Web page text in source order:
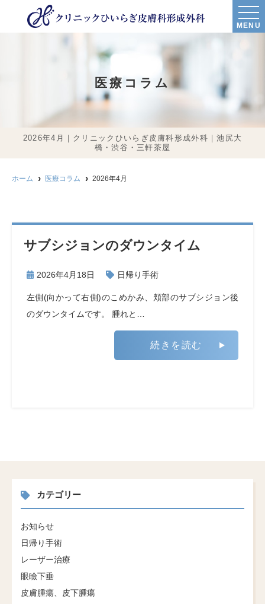
MENU
医療コラム
2026年4月｜クリニックひいらぎ皮膚科形成外科｜池尻大
橋・渋谷・三軒茶屋
ホーム 医療コラム 2026年4月
サブシジョンのダウンタイム
2026年4月18日 日帰り手術
左側(向かって右側)のこめかみ、頬部のサブシジョン後
のダウンタイムです。 腫れと…
続きを読む
カテゴリー
お知らせ
日帰り手術
レーザー治療
眼瞼下垂
皮膚腫瘍、皮下腫瘍